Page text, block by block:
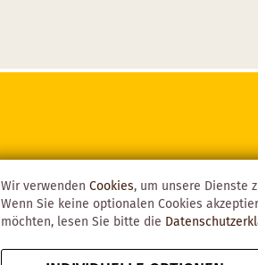
Wir verwendenCookies, um unsere Dienste
Wenn Sie keine optionalen Cookies
möchten, lesen Sie bitte die